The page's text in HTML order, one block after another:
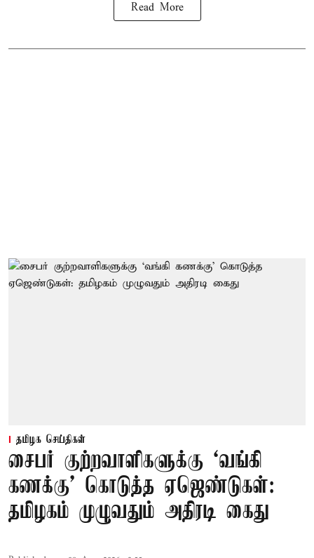
Read More
தமிழக செய்திகள்
சைபர் குற்றவாளிகளுக்கு ‘வங்கி
கணக்கு’ கொடுத்த ஏஜெண்டுகள்:
தமிழகம் முழுவதும் அதிரடி கைது